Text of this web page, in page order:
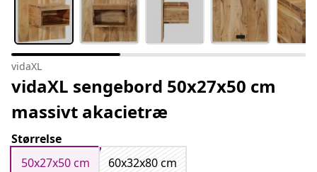
vidaXL
vidaXL sengebord 50x27x50 cm
massivt akacietræ
Størrelse
50x27x50 cm
60x32x80 cm